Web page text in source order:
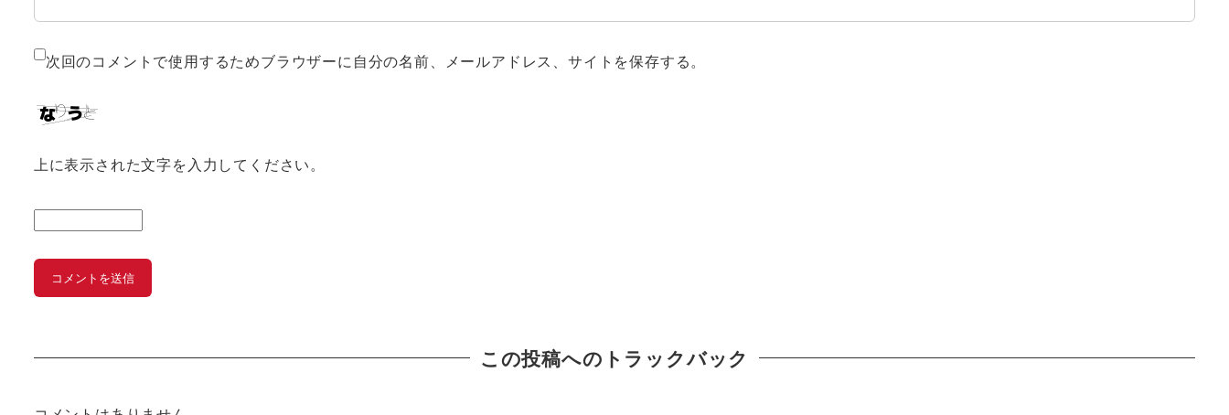
次回のコメントで使用するためブラウザーに自分の名前、メールアドレス、サイトを保存する。
上に表示された文字を入力してください。
この投稿へのトラックバック